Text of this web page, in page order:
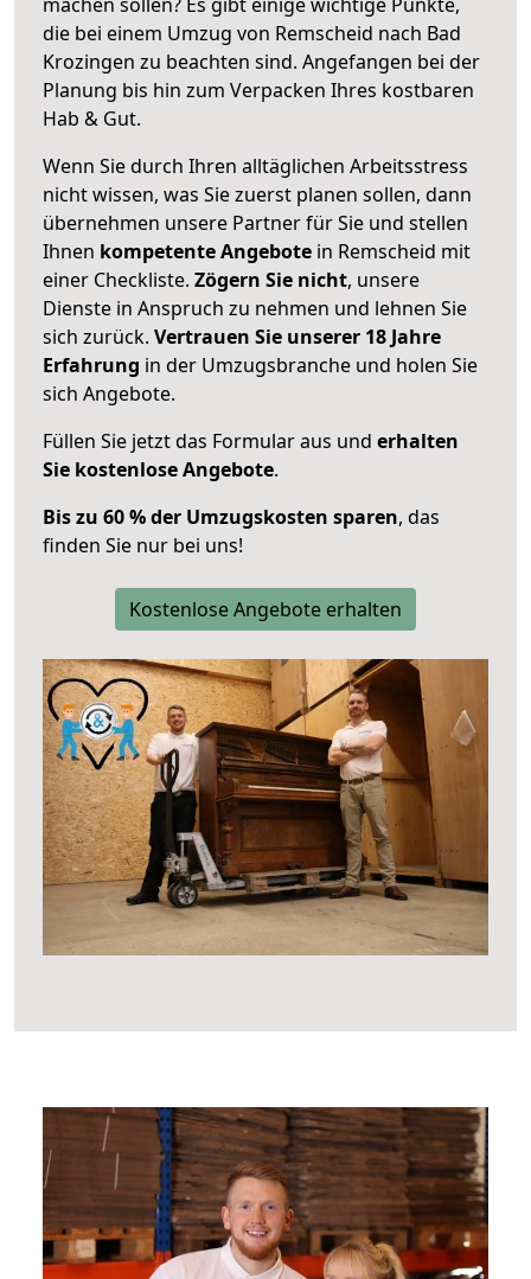
die bei einem Umzug von Remscheid nach Bad
Krozingen zu beachten sind. Angefangen bei der
Planung bis hin zum Verpacken Ihres kostbaren
Hab & Gut.
Wenn Sie durch Ihren alltäglichen Arbeitsstress
nicht wissen, was Sie zuerst planen sollen, dann
übernehmen unsere Partner für Sie und stellen
Ihnen kompetente Angebote in Remscheid mit
einer Checkliste. Zögern Sie nicht, unsere
Dienste in Anspruch zu nehmen und lehnen Sie
sich zurück. Vertrauen Sie unserer 18 Jahre
Erfahrung in der Umzugsbranche und holen Sie
sich Angebote.
Füllen Sie jetzt das Formular aus und erhalten
Sie kostenlose Angebote.
Bis zu 60 % der Umzugskosten sparen, das
finden Sie nur bei uns!
Kostenlose Angebote erhalten